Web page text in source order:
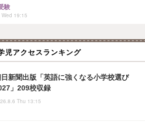
験
19:15
児アクセスランキング
新聞出版「英語に強くなる小学校選び
」209校収録
Thu 13:15